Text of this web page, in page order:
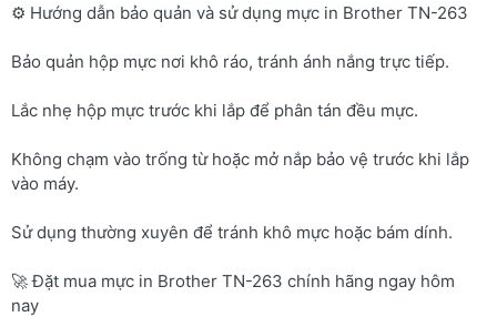
⚙️ Hướng dẫn bảo quản và sử dụng mực in Brother TN-263
Bảo quản hộp mực nơi khô ráo, tránh ánh nắng trực tiếp.
Lắc nhẹ hộp mực trước khi lắp để phân tán đều mực.
Không chạm vào trống từ hoặc mở nắp bảo vệ trước khi lắp
vào máy.
Sử dụng thường xuyên để tránh khô mực hoặc bám dính.
🚀 Đặt mua mực in Brother TN-263 chính hãng ngay hôm
nay